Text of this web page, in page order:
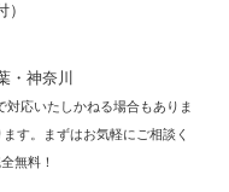
・神奈川
応いたしかねる場合もありま
す。まずはお気軽にご相談く
無料！